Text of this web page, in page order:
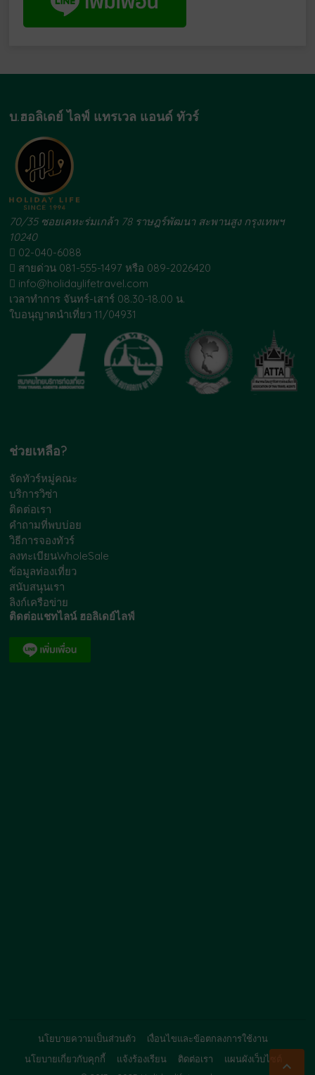
บ.ฮอลิเดย์ ไลฟ์ แทรเวล แอนด์ ทัวร์
70/35 ซอยเคหะร่มเกล้า 78 ราษฎร์พัฒนา สะพานสูง กรุงเทพฯ
10240
02-040-6088
สายด่วน 081-555-1497 หรือ 089-2026420
info@holidaylifetravel.com
เวลาทำการ จันทร์-เสาร์ 08.30-18.00 น.
ใบอนุญาตนำเที่ยว 11/04931
ช่วยเหลือ?
จัดทัวร์หมู่คณะ
บริการวิซ่า
ติดต่อเรา
คำถามที่พบบ่อย
วิธีการจองทัวร์
ลงทะเบียนWholeSale
ข้อมูลท่องเที่ยว
สนับสนุนเรา
ลิงก์เครือข่าย
ติดต่อแชทไลน์ ฮอลิเดย์ไลฟ์
นโยบายความเป็นส่วนตัว
เงื่อนไขและข้อตกลงการใช้งาน
นโยบายเกี่ยวกับคุกกี้
แจ้งร้องเรียน ติดต่อเรา แผนผังเว็บไซต์ 